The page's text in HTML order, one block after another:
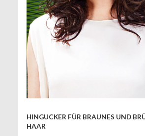
HINGUCKER FÜR BRAUNES UND
HAAR